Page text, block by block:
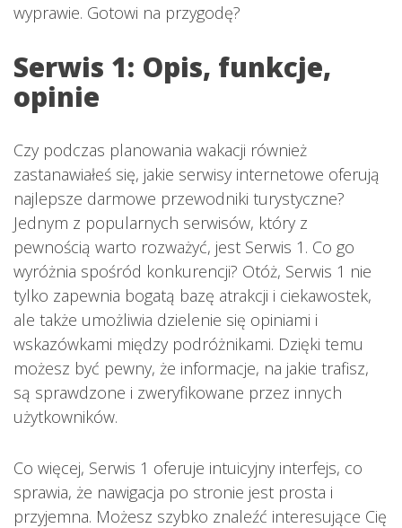
wyprawie. Gotowi na przygodę?
Serwis 1: Opis, funkcje,
opinie
Czy podczas planowania wakacji również
zastanawiałeś się, jakie serwisy internetowe oferują
najlepsze darmowe przewodniki turystyczne?
Jednym z popularnych serwisów, który z
pewnością warto rozważyć, jest Serwis 1. Co go
wyróżnia spośród konkurencji? Otóż, Serwis 1 nie
tylko zapewnia bogatą bazę atrakcji i ciekawostek,
ale także umożliwia dzielenie się opiniami i
wskazówkami między podróżnikami. Dzięki temu
możesz być pewny, że informacje, na jakie trafisz,
są sprawdzone i zweryfikowane przez innych
użytkowników.
Co więcej, Serwis 1 oferuje intuicyjny interfejs, co
sprawia, że nawigacja po stronie jest prosta i
przyjemna. Możesz szybko znaleźć interesujące Cię